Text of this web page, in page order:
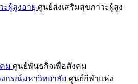
ะผู้สูงอายุ ศูนย์ส่งเสริมสุขภาวะผู้สูง
ม ศูนย์พันธกิจเพื่อสังคม
กรณ์มหาวิทยาลัย ศูนย์กีฬาแห่ง